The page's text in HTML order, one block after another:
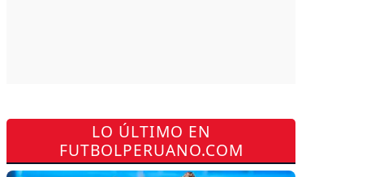
LO ÚLTIMO EN
FUTBOLPERUANO.COM